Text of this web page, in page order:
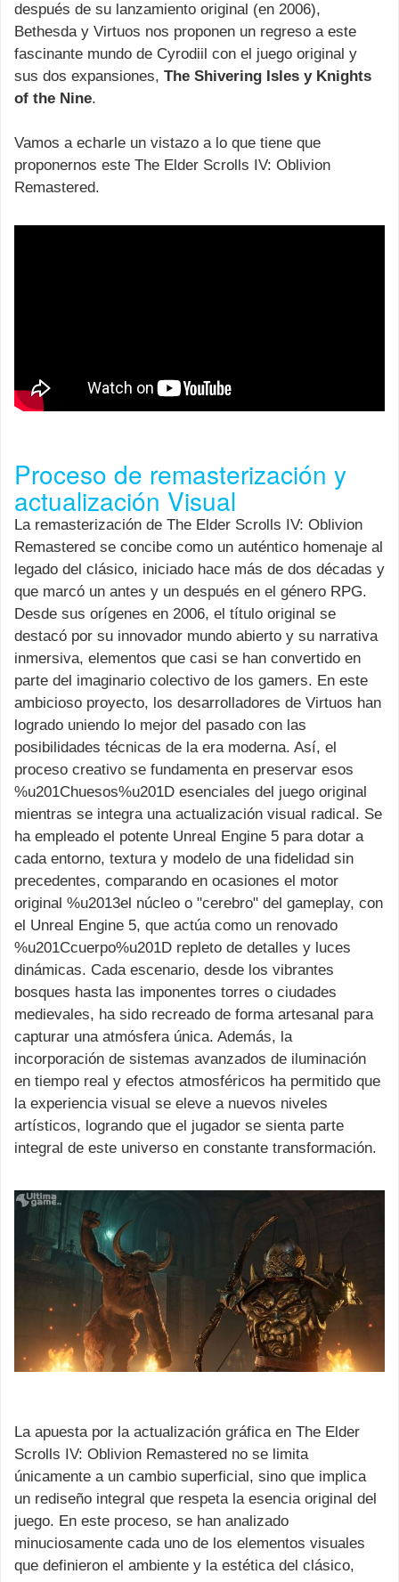
después de su lanzamiento original (en 2006),
Bethesda y Virtuos nos proponen un regreso a este
fascinante mundo de Cyrodiil con el juego original y
sus dos expansiones, The Shivering Isles y Knights
of the Nine.
Vamos a echarle un vistazo a lo que tiene que
proponernos este The Elder Scrolls IV: Oblivion
Remastered.
Proceso de remasterización y
actualización Visual
La remasterización de The Elder Scrolls IV: Oblivion
Remastered se concibe como un auténtico homenaje al
legado del clásico, iniciado hace más de dos décadas y
que marcó un antes y un después en el género RPG.
Desde sus orígenes en 2006, el título original se
destacó por su innovador mundo abierto y su narrativa
inmersiva, elementos que casi se han convertido en
parte del imaginario colectivo de los gamers. En este
ambicioso proyecto, los desarrolladores de Virtuos han
logrado uniendo lo mejor del pasado con las
posibilidades técnicas de la era moderna. Así, el
proceso creativo se fundamenta en preservar esos
%u201Chuesos%u201D esenciales del juego original
mientras se integra una actualización visual radical. Se
ha empleado el potente Unreal Engine 5 para dotar a
cada entorno, textura y modelo de una fidelidad sin
precedentes, comparando en ocasiones el motor
original %u2013el núcleo o "cerebro" del gameplay, con
el Unreal Engine 5, que actúa como un renovado
%u201Ccuerpo%u201D repleto de detalles y luces
dinámicas. Cada escenario, desde los vibrantes
bosques hasta las imponentes torres o ciudades
medievales, ha sido recreado de forma artesanal para
capturar una atmósfera única. Además, la
incorporación de sistemas avanzados de iluminación
en tiempo real y efectos atmosféricos ha permitido que
la experiencia visual se eleve a nuevos niveles
artísticos, logrando que el jugador se sienta parte
integral de este universo en constante transformación.
La apuesta por la actualización gráfica en The Elder
Scrolls IV: Oblivion Remastered no se limita
únicamente a un cambio superficial, sino que implica
un rediseño integral que respeta la esencia original del
juego. En este proceso, se han analizado
minuciosamente cada uno de los elementos visuales
que definieron el ambiente y la estética del clásico,